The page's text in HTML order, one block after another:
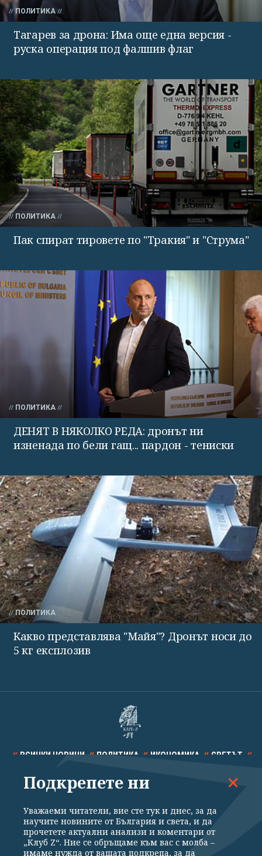
ПОЛИТИКА
Тагарев за дрона: Има още една версия -
руска операция под фалшив флаг
ПОЛИТИКА
Пак спират тировете по "Тракия" и "Струма"
ПОЛИТИКА
ДЕНЯТ В НЯКОЛКО РЕДА: дронът ни
изненада по бели гащ... пардон - тениски
ПОЛИТИКА
Какво представлява "Майя"? Дронът носи до
5 кг експлозив
ВСИЧКИ НОВИНИ ПОЛИТИКА ИКОНОМИКА СВЕТЪТ
СПОРТ КУЛТУРА ТЕХНОЛОГИИ КАЛЕЙДОСКОП
Подкрепете ни
Уважаеми читатели, вие сте тук и днес, за да
научите новините от България и света, и да
прочетете актуални анализи и коментари от
„Клуб Z“. Ние се обръщаме към вас с молба –
имаме нужда от вашата подкрепа, за да